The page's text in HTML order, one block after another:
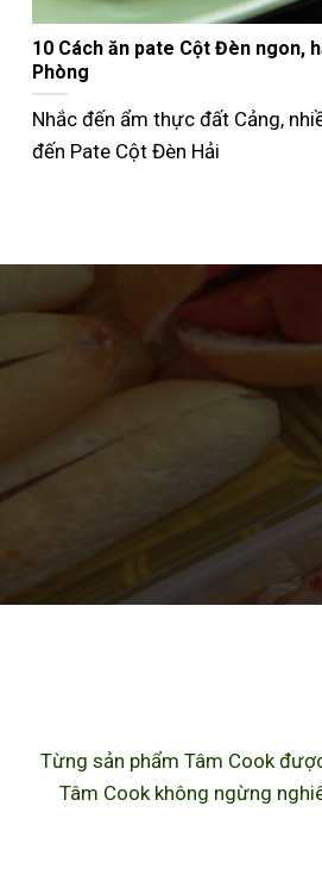
Nướng bánh mì que bằng nồi
ngon như ngoài tiệm
Không phải ai cũng biết cách
nồi chiên không dầu
Từng sản phẩm Tâm Cook
Tâm Cook không ngừng